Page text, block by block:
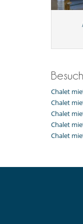
-
- Die
- Bei
- Bei
Chalet
Chalet
Chalet
Chalet
Chalet